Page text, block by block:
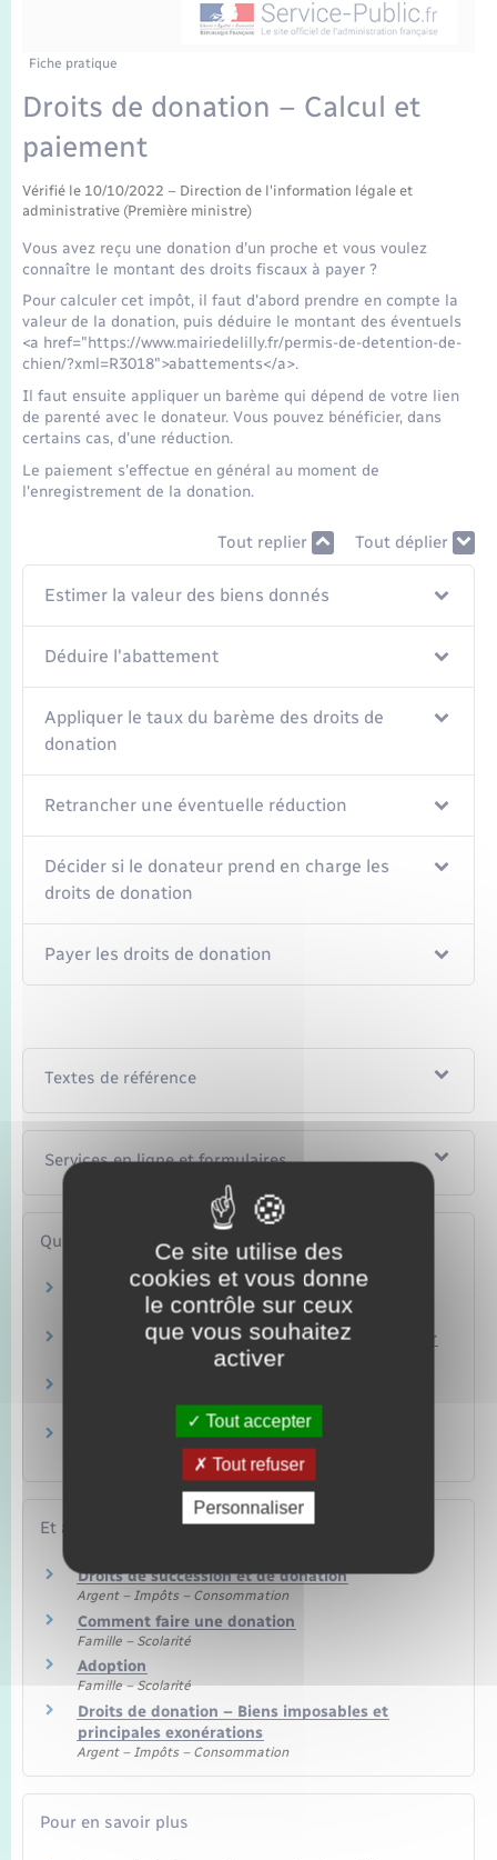
Mariage – PACS
Parrainage civil
Recensement
Fiche pratique
Droits de donation – Calcul et
paiement
Vérifié le 10/10/2022 – Direction de l'information légale et
administrative (Première ministre)
Vous avez reçu une donation d'un proche et vous voulez
connaître le montant des droits fiscaux à payer ?
Pour calculer cet impôt, il faut d'abord prendre en compte la
valeur de la donation, puis déduire le montant des éventuels
<a href="https://www.mairiedelilly.fr/permis-de-detention-de-
chien/?xml=R3018">abattements</a>.
Il faut ensuite appliquer un barème qui dépend de votre lien
de parenté avec le donateur. Vous pouvez bénéficier, dans
certains cas, d'une réduction.
Le paiement s'effectue en général au moment de
l'enregistrement de la donation.
Tout replier Tout déplier
Estimer la valeur des biens donnés
Déduire l'abattement
Appliquer le taux du barème des droits de
donation
Retrancher une éventuelle réduction
Décider si le donateur prend en charge les
droits de donation
Payer les droits de donation
Textes de référence
Services en ligne et formulaires
Questions ? Réponses !
Quels sont les droits à payer sur une donation
selon le lien avec le donateur ?
Quelles sont les démarches fiscales à faire pour
donation de bien immobilier ?
Qu'est-ce que le rapport fiscal dans une
Et aussi
Droits de succession et de donation
Argent – Impôts – Consommation
Comment faire une donation
Famille – Scolarité
Adoption
Famille – Scolarité
Droits de donation – Biens imposables et
principales exonérations
Argent – Impôts – Consommation
Pour en savoir plus
Ce site utilise des
cookies et vous donne
le contrôle sur ceux
que vous souhaitez
activer
Tout accepter
Tout refuser
Personnaliser